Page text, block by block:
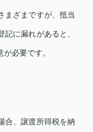
まざまですが、抵当
に漏れがあると、
必要です。
合、譲渡所得税を納